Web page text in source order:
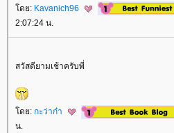
ดย: Kavanich96
2:07:24 น.
สวัสดียามเช้าครับพี่
ดย: กะว่าก๋า
น.